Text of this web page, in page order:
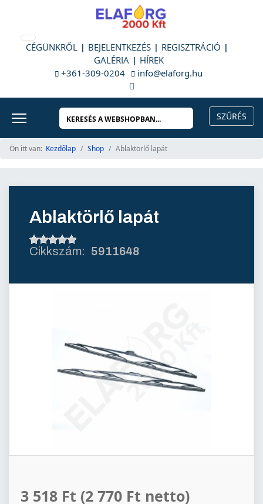
CÉGÜNKRŐL BEJELENTKEZÉS
REGISZTRÁCIÓ
GALÉRIA
HÍREK
+361-309-0204
info@elaforg.hu
Ön itt van: Kezdőlap Shop Ablaktörlő lapát
Ablaktörlő lapát
5911648
3 518 Ft (2 770 Ft netto)